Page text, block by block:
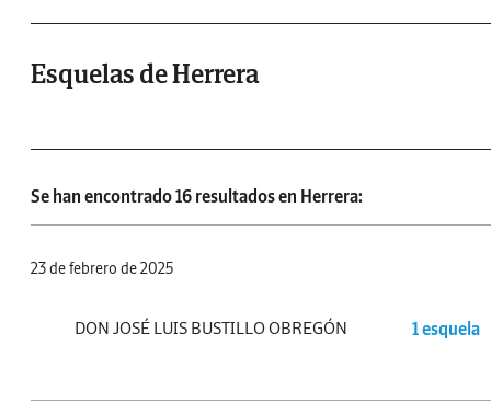
Esquelas de Herrera
Se han encontrado 16 resultados en Herrera:
23 de febrero de 2025
DON JOSÉ LUIS BUSTILLO OBREGÓN 1 esquela